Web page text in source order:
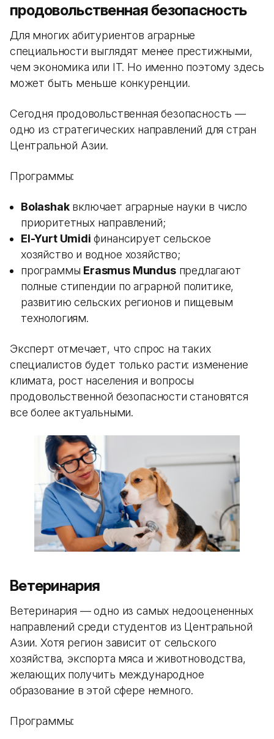
продовольственная безопасность
Для многих абитуриентов аграрные
специальности выглядят менее престижными,
чем экономика или IT. Но именно поэтому здесь
может быть меньше конкуренции.
Сегодня продовольственная безопасность —
одно из стратегических направлений для стран
Центральной Азии.
Программы:
Bolashakвключает аграрные науки в число
приоритетных направлений;
El-Yurt Umidi финансирует сельское
хозяйство и водное хозяйство;
программы Erasmus Mundusпредлагают
полные стипендии по аграрной политике,
развитию сельских регионов и пищевым
технологиям.
Эксперт отмечает, что спрос на таких
специалистов будет только расти: изменение
климата, рост населения и вопросы
продовольственной безопасности становятся
все более актуальными.
Ветеринария
Ветеринария — одно из самых недооцененных
направлений среди студентов из Центральной
Азии. Хотя регион зависит от сельского
хозяйства, экспорта мяса и животноводства,
желающих получить международное
образование в этой сфере немного.
Программы: